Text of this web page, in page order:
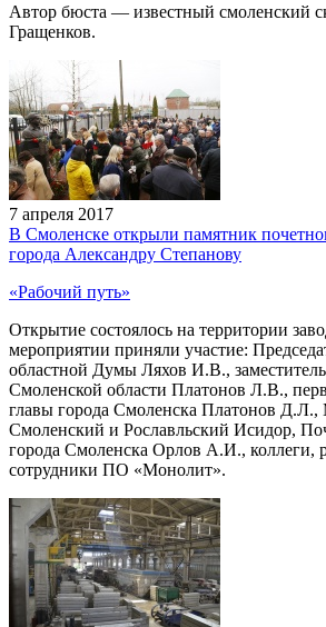
Автор бюста — известный смоленский
Гращенков.
7 апреля 2017
В Смоленске открыли памятник
города Александру Степанову
«Рабочий путь»
Открытие состоялось на территории
мероприятии приняли участие:
областной Думы Ляхов И.В., заместитель
Смоленской области Платонов Л.В.,
главы города Смоленска Платонов
Смоленский и Рославльский Исидор,
города Смоленска Орлов А.И., коллеги,
сотрудники ПО «Монолит».